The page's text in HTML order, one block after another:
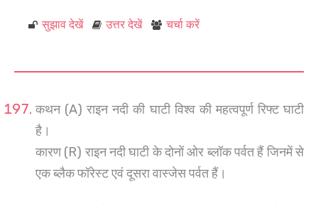
सुझाव देखें उत्तर देखें चर्चा करें
कथन (A) राइन नदी की घाटी विश्व की महत्वपूर्ण रिफ्ट घाटी
है।
कारण (R) राइन नदी घाटी के दोनों ओर ब्लॉक पर्वत हैं जिनमें से
एक ब्लैक फॉरेस्ट एवं दूसरा वास्जेस पर्वत हैं।